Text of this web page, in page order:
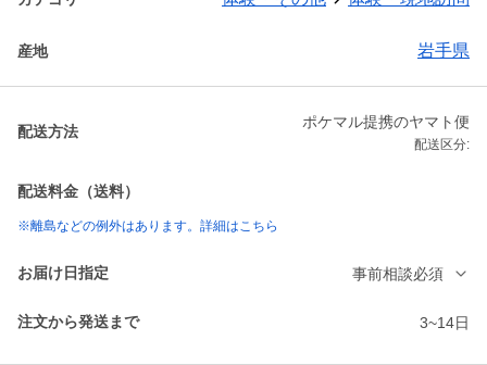
産地 岩手県
配送方法
ポケマル提携のヤマト便
配送区分:
配送料金（送料）
※離島などの例外はあります。詳細はこちら
お届け日指定 事前相談必須
注文から発送まで 3~14日